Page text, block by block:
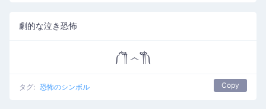
劇的な泣き恐怖
༼ ༎ຶ ෴ ༎ຶ༽
タグ: 恐怖のシンボル Copy